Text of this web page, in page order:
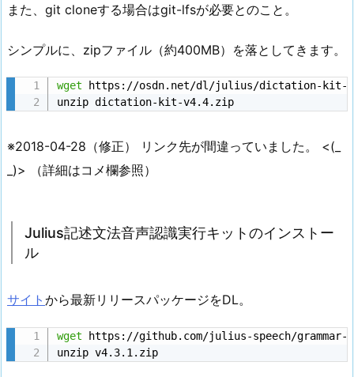
また、git cloneする場合はgit-lfsが必要とのこと。
シンプルに、zipファイル（約400MB）を落としてきます。
wget https://osdn.net/dl/julius/dictation-kit-
unzip dictation-kit-v4.4.zip
※2018-04-28（修正） リンク先が間違っていました。 <(_
_)> （詳細はコメ欄参照）
Julius記述文法音声認識実行キットのインストー
ル
サイト から最新リリースパッケージをDL。
wget https://github.com/julius-speech/
unzip v4.3.1.zip